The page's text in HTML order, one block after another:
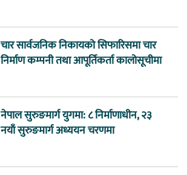
चार सार्वजनिक निकायको सिफारिसमा चार
निर्माण कम्पनी तथा आपूर्तिकर्ता कालोसूचीमा
नेपाल सुरुङमार्ग युगमा: ८ निर्माणाधीन, २३
नयाँ सुरुङमार्ग अध्ययन चरणमा